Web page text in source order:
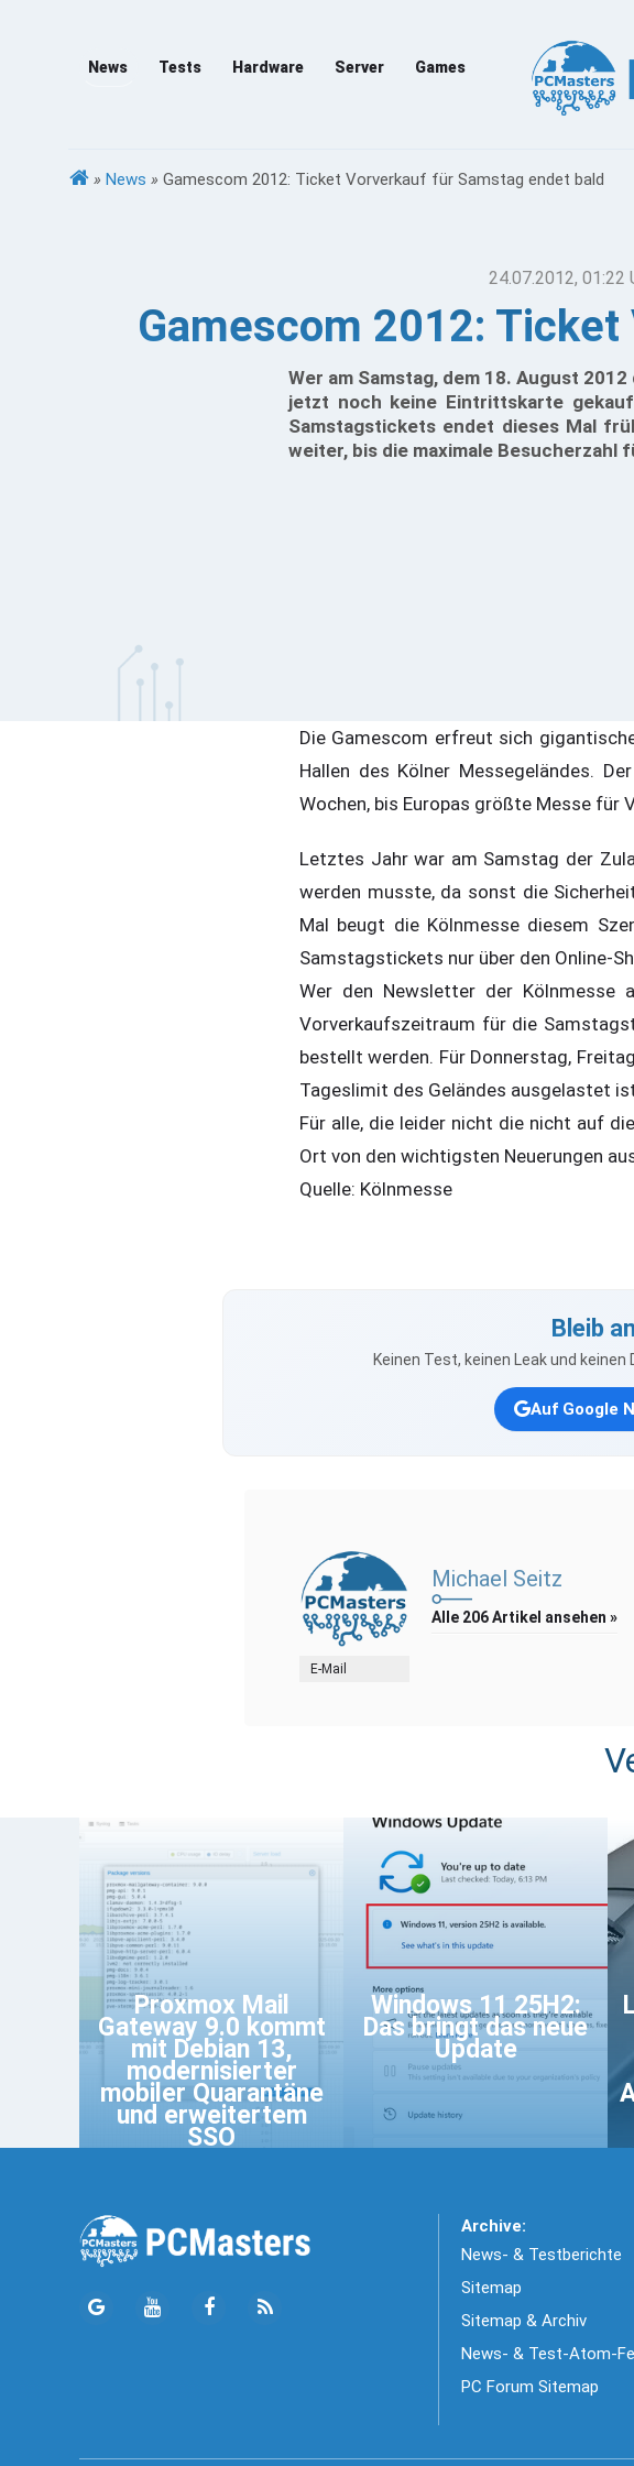
News Tests Hardware Server Games
» News » Gamescom 2012: Ticket Vorverkauf für Samstag endet bald
24.07.2012, 01:22
Gamescom 2012:
Wer am Samstag, dem 18. August
jetzt noch keine Eintrittskarte
Samstagstickets endet dieses Mal
weiter, bis die maximale Besucherzahl
Die Gamescom erfreut sich
Hallen des Kölner Messegeländes.
Wochen, bis Europas größte Messe
Letztes Jahr war am Samstag der
werden musste, da sonst die
Mal beugt die Kölnmesse diesem
Samstagstickets nur über den Online-
Wer den Newsletter der Kölnmesse
Vorverkaufszeitraum für die
bestellt werden. Für Donnerstag,
Tageslimit des Geländes ausgelastet
Für alle, die leider nicht die nicht auf
Ort von den wichtigsten Neuerungen
Quelle: Kölnmesse
Bleib
Keinen Test, keinen Leak und
Auf Google
E-Mail
Michael Seitz
Alle 206 Artikel ansehen »
Proxmox Mail
Gateway 9.0 kommt
mit Debian 13,
modernisierter
mobiler Quarantäne
und erweitertem
SSO
Windows 11 25H2:
Das bringt das neue
Update
Archive:
News- & Testberichte
Sitemap
Sitemap & Archiv
News- & Test-Atom-
PC Forum Sitemap